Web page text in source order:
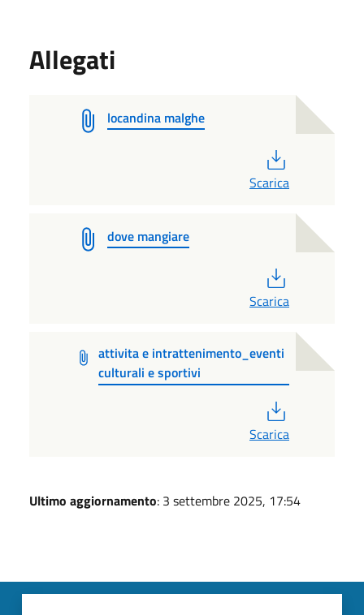
Allegati
locandina malghe
Scarica
dove mangiare
Scarica
attivita e intrattenimento_eventi
culturali e sportivi
Scarica
Ultimo aggiornamento: 3 settembre 2025, 17:54